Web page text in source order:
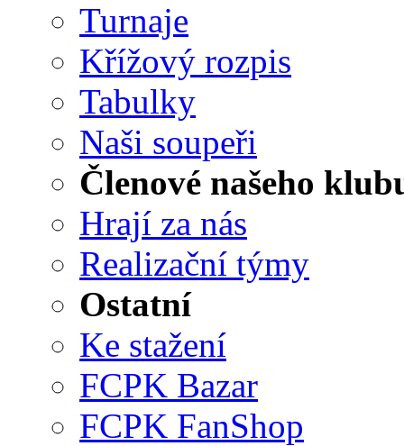
Turnaje
Křížový rozpis
Tabulky
Naši soupeři
Členové našeho
Hrají za nás
Realizační týmy
Ostatní
Ke stažení
FCPK Bazar
FCPK FanShop